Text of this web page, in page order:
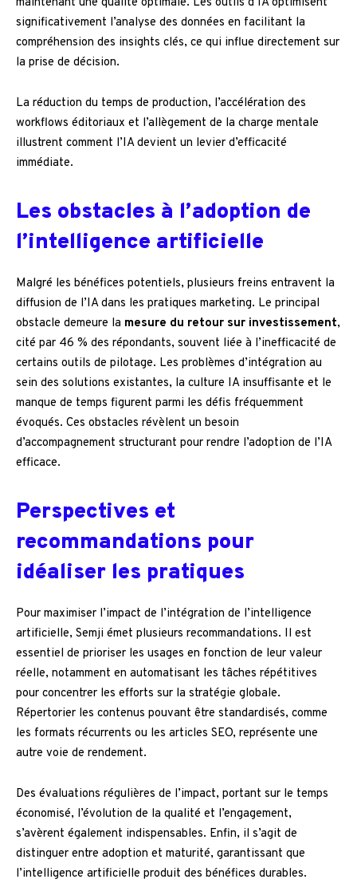
significativement l’analyse des données en facilitant la
compréhension des insights clés, ce qui influe directement sur
la prise de décision.
La réduction du temps de production, l’accélération des
workflows éditoriaux et l’allègement de la charge mentale
illustrent comment l’IA devient un levier d’efficacité
immédiate.
Les obstacles à l’adoption de
l’intelligence artificielle
Malgré les bénéfices potentiels, plusieurs freins entravent la
diffusion de l’IA dans les pratiques marketing. Le principal
obstacle demeure la mesure du retour sur investissement,
cité par 46 % des répondants, souvent liée à l’inefficacité de
certains outils de pilotage. Les problèmes d’intégration au
sein des solutions existantes, la culture IA insuffisante et le
manque de temps figurent parmi les défis fréquemment
évoqués. Ces obstacles révèlent un besoin
d’accompagnement structurant pour rendre l’adoption de l’IA
efficace.
Perspectives et
recommandations pour
idéaliser les pratiques
Pour maximiser l’impact de l’intégration de l’intelligence
artificielle, Semji émet plusieurs recommandations. Il est
essentiel de prioriser les usages en fonction de leur valeur
réelle, notamment en automatisant les tâches répétitives
pour concentrer les efforts sur la stratégie globale.
Répertorier les contenus pouvant être standardisés, comme
les formats récurrents ou les articles SEO, représente une
autre voie de rendement.
Des évaluations régulières de l’impact, portant sur le temps
économisé, l’évolution de la qualité et l’engagement,
s’avèrent également indispensables. Enfin, il s’agit de
distinguer entre adoption et maturité, garantissant que
l’intelligence artificielle produit des bénéfices durables.